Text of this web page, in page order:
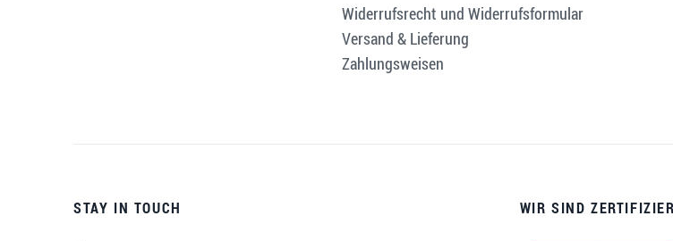
Widerrufsrecht und Widerrufsformular
Versand & Lieferung
Zahlungsweisen
STAY IN TOUCH WIR SIND